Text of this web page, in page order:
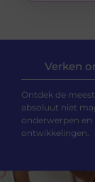
Verken
Ontdek de
absoluut niet
onderwerpen
ontwikkelingen.